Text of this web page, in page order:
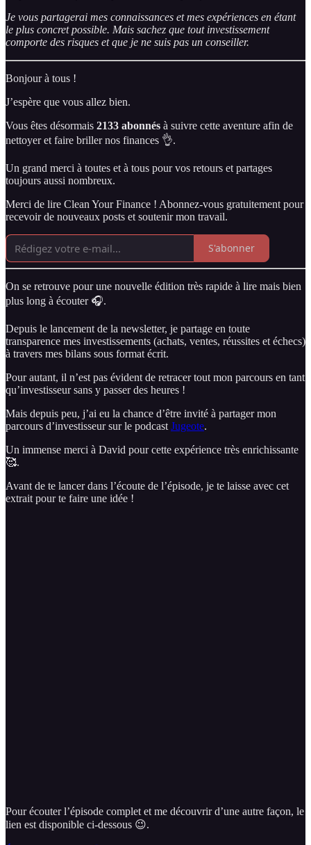
Je vous partagerai mes connaissances et mes expériences en étant
le plus concret possible. Mais sachez que tout investissement
comporte des risques et que je ne suis pas un conseiller.
Bonjour à tous !
J’espère que vous allez bien.
Vous êtes désormais 2133 abonnés à suivre cette aventure afin de
nettoyer et faire briller nos finances 👌.
Un grand merci à toutes et à tous pour vos retours et partages
toujours aussi nombreux.
Merci de lire Clean Your Finance ! Abonnez-vous gratuitement pour
recevoir de nouveaux posts et soutenir mon travail.
S'abonner
On se retrouve pour une nouvelle édition très rapide à lire mais bien
plus long à écouter 🎧.
Depuis le lancement de la newsletter, je partage en toute
transparence mes investissements (achats, ventes, réussites et échecs)
à travers mes bilans sous format écrit.
Pour autant, il n’est pas évident de retracer tout mon parcours en tant
qu’investisseur sans y passer des heures !
Mais depuis peu, j’ai eu la chance d’être invité à partager mon
parcours d’investisseur sur le podcast Jugeote.
Un immense merci à David pour cette expérience très enrichissante
🥰.
Avant de te lancer dans l’écoute de l’épisode, je te laisse avec cet
extrait pour te faire une idée !
Pour écouter l’épisode complet et me découvrir d’une autre façon, le
lien est disponible ci-dessous 😉.